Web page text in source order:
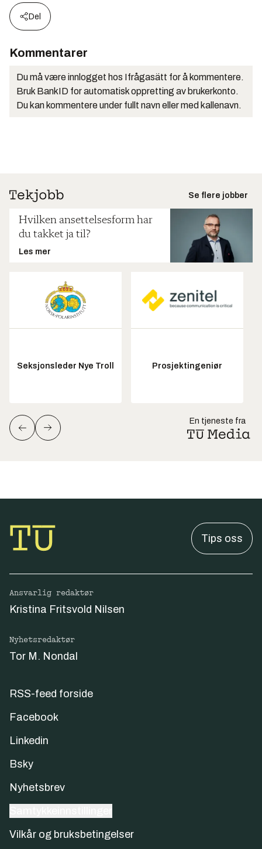
Del
Kommentarer
Du må være innlogget hos Ifrågasätt for å kommentere.
Bruk BankID for automatisk oppretting av brukerkonto.
Du kan kommentere under fullt navn eller med kallenavn.
Se flere jobber
Hvilken ansettelsesform har
du takket ja til?
Les mer
Seksjonsleder Nye Troll Prosjektingeniør
En tjeneste fra
Tips oss
Ansvarlig redaktør
Kristina Fritsvold Nilsen
Nyhetsredaktør
Tor M. Nondal
RSS-feed forside
Facebook
Linkedin
Bsky
Nyhetsbrev
Vilkår og bruksbetingelser